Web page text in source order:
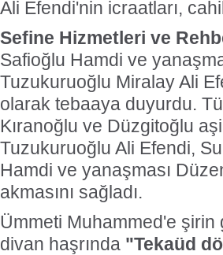
Ali Efendi'nin icraatları,
Sefine Hizmetleri ve
Safioğlu Hamdi ve
Tuzukuruoğlu Miralay Ali
olarak tebaaya duyurdu.
Kıranoğlu ve Düzgitoğlu
Tuzukuruoğlu Ali Efendi,
Hamdi ve yanaşması
akmasını sağladı.
Ümmeti Muhammed'e şirin
divan haşrında "Tekaüd